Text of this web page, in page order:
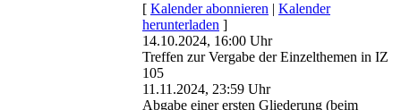
[ Kalender abonnieren | Kalender
herunterladen ]
14.10.2024, 16:00 Uhr
Treffen zur Vergabe der Einzelthemen in IZ
105
11.11.2024, 23:59 Uhr
Abgabe einer ersten Gliederung (beim